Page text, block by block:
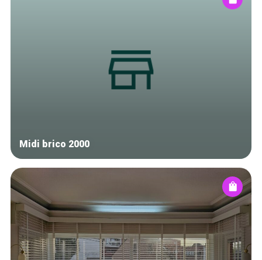
Midi brico 2000